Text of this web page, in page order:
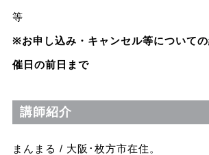
等
※お申し込み・キャンセル等について
催日の前日まで
講師紹介
まんまる / 大阪･枚方市在住。